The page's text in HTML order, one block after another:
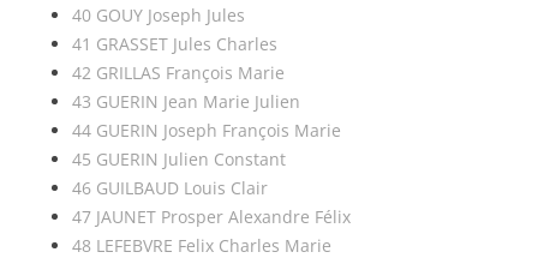
40 GOUY Joseph Jules
41 GRASSET Jules Charles
42 GRILLAS François Marie
43 GUERIN Jean Marie Julien
44 GUERIN Joseph François Marie
45 GUERIN Julien Constant
46 GUILBAUD Louis Clair
47 JAUNET Prosper Alexandre Félix
48 LEFEBVRE Felix Charles Marie